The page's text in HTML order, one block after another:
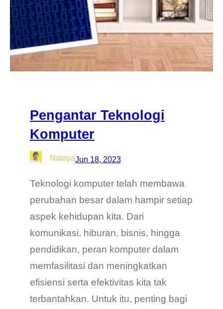
Pengantar Teknologi
Komputer
NatayaJun 18, 2023
Teknologi komputer telah membawa
perubahan besar dalam hampir setiap
aspek kehidupan kita. Dari
komunikasi, hiburan, bisnis, hingga
pendidikan, peran komputer dalam
memfasilitasi dan meningkatkan
efisiensi serta efektivitas kita tak
terbantahkan. Untuk itu, penting bagi